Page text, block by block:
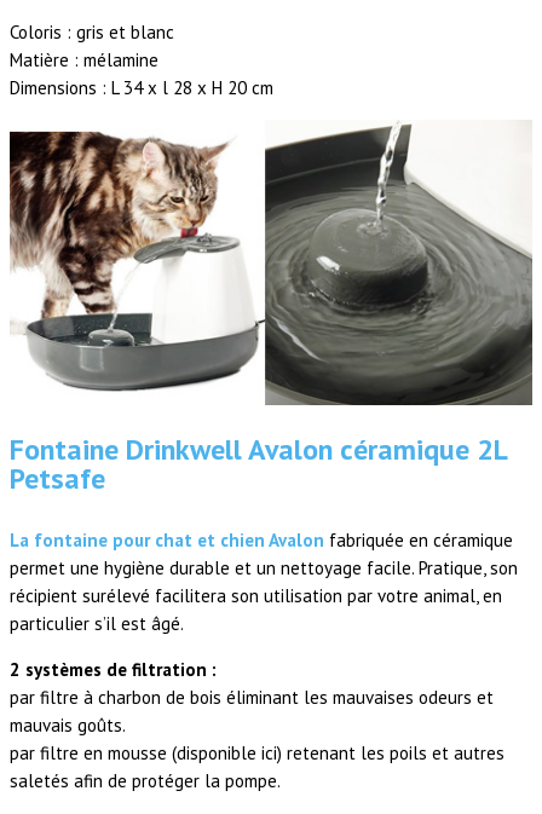
Coloris : gris et blanc
Matière : mélamine
Dimensions : L 34 x l 28 x H 20 cm
Fontaine Drinkwell Avalon céramique 2L
Petsafe
La fontaine pour chat et chien Avalon fabriquée en céramique
permet une hygiène durable et un nettoyage facile. Pratique, son
récipient surélevé facilitera son utilisation par votre animal, en
particulier s’il est âgé.
2 systèmes de filtration :
par filtre à charbon de bois éliminant les mauvaises odeurs et
mauvais goûts.
par filtre en mousse (disponible ici) retenant les poils et autres
saletés afin de protéger la pompe.